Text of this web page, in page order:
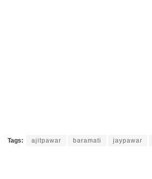
Tags: ajitpawar baramati jaypawar